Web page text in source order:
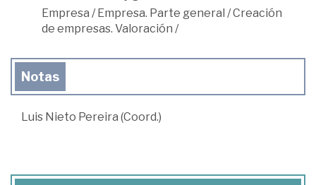
Empresa / Empresa. Parte general /Creación
de empresas. Valoración /
Notas
Luis Nieto Pereira (Coord.)